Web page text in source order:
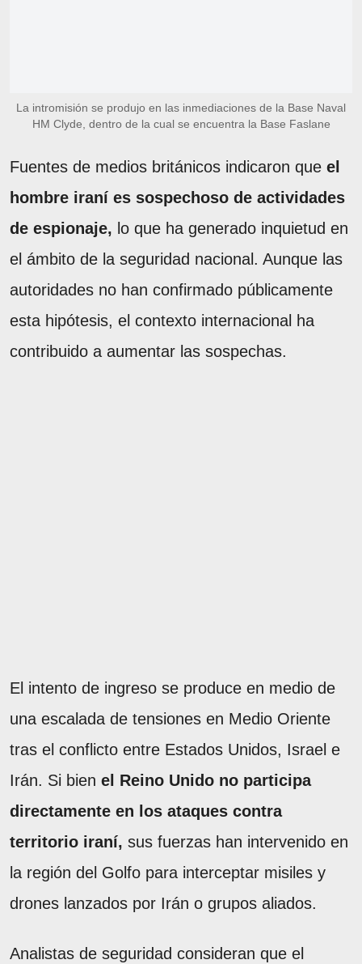
La intromisión se produjo en las inmediaciones de la Base Naval
HM Clyde, dentro de la cual se encuentra la Base Faslane
Fuentes de medios británicos indicaron que el
hombre iraní es sospechoso de actividades
de espionaje, lo que ha generado inquietud en
el ámbito de la seguridad nacional. Aunque las
autoridades no han confirmado públicamente
esta hipótesis, el contexto internacional ha
contribuido a aumentar las sospechas.
El intento de ingreso se produce en medio de
una escalada de tensiones en Medio Oriente
tras el conflicto entre Estados Unidos, Israel e
Irán. Si bien el Reino Unido no participa
directamente en los ataques contra
territorio iraní, sus fuerzas han intervenido en
la región del Golfo para interceptar misiles y
drones lanzados por Irán o grupos aliados.
Analistas de seguridad consideran que el